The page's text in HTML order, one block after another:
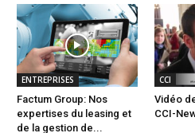
ENTREPRISES
Factum Group: Nos
expertises du leasing et
de la gestion de...
CCI
Vidéo
CCI-